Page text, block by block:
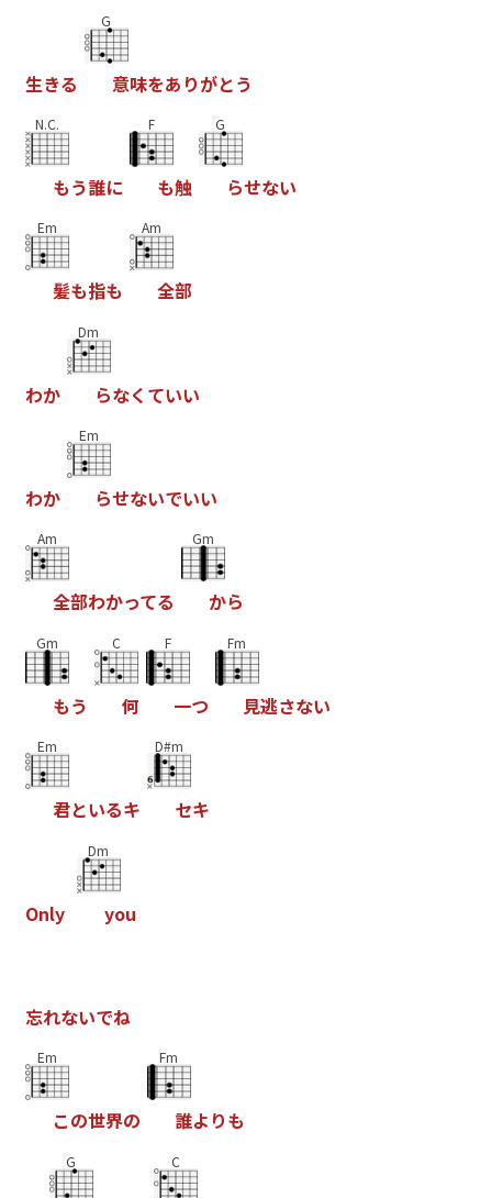
生きる
G
意味をあ りがとう
N.C.
もう誰に
F
も触
G
らせない
Em
髪も指も
Am
全部
わか
Dm
らなく ていい
わか
Em
らせないでいい
Am
全部わかってる
Gm
から
Gm
もう
C
何
F
一つ
Fm
見逃さない
Em
君といるキ
D#m
セキ
Only
Dm
you
忘れないでね
Em
この世界の
Fm
誰よ りも
G C